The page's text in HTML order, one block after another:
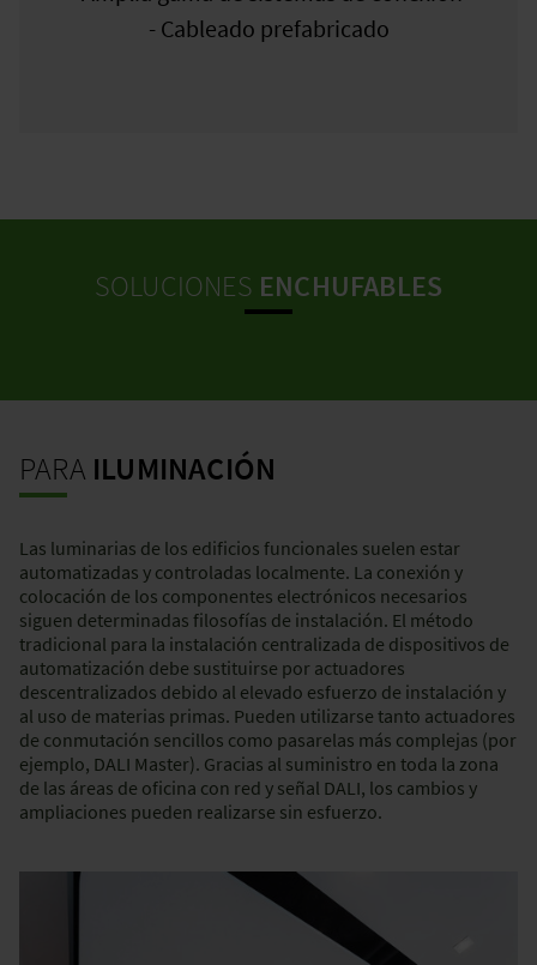
- Cableado prefabricado
SOLUCIONES ENCHUFABLES
PARA ILUMINACIÓN
Las luminarias de los edificios funcionales suelen estar
automatizadas y controladas localmente. La conexión y
colocación de los componentes electrónicos necesarios
siguen determinadas filosofías de instalación. El método
tradicional para la instalación centralizada de dispositivos de
automatización debe sustituirse por actuadores
descentralizados debido al elevado esfuerzo de instalación y
al uso de materias primas. Pueden utilizarse tanto actuadores
de conmutación sencillos como pasarelas más complejas (por
ejemplo, DALI Master). Gracias al suministro en toda la zona
de las áreas de oficina con red y señal DALI, los cambios y
ampliaciones pueden realizarse sin esfuerzo.